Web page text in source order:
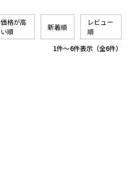
価格が高
い順
新着順
レビュー
順
6
1 -6件表示